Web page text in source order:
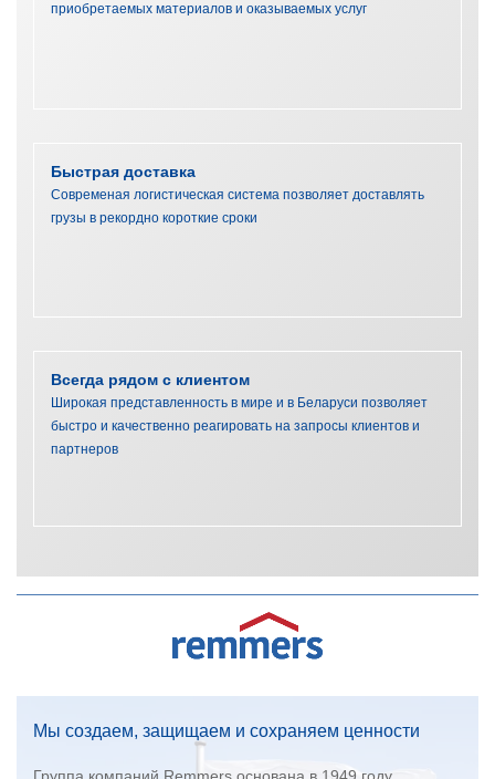
приобретаемых материалов и оказываемых услуг
Быстрая доставка
Современая логистическая система позволяет доставлять
грузы в рекордно короткие сроки
Всегда рядом с клиентом
Широкая представленность в мире и в Беларуси позволяет
быстро и качественно реагировать на запросы клиентов и
партнеров
Мы создаем, защищаем и сохраняем ценности